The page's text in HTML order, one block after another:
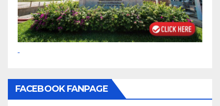
FACEBOOK FANPAGE